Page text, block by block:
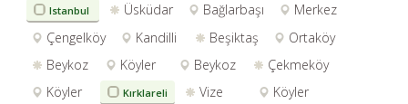
Istanbul Üsküdar Bağlarbaşı
Merkez
Çengelköy
Kandilli Beşiktaş
Ortaköy
Beykoz
Köyler Beykoz
Çekmeköy
Köyler
Kırklareli Vize
Köyler